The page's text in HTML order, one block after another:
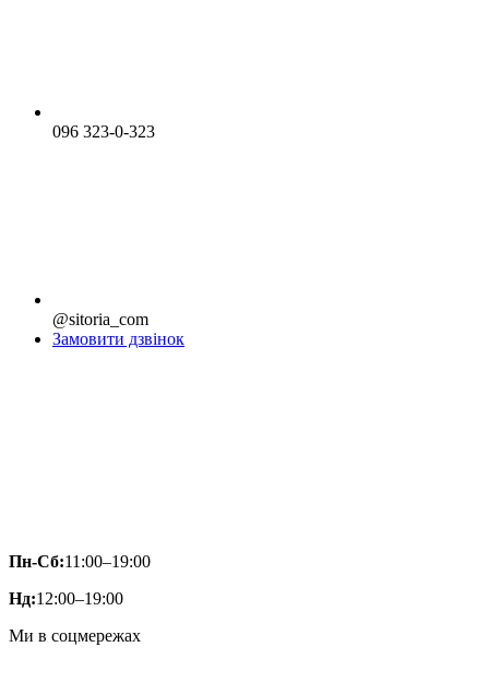
096 323-0-323
@sitoria_com
Замовити дзвінок
Пн-Сб:11:00–19:00
Нд:12:00–19:00
Ми в соцмережах